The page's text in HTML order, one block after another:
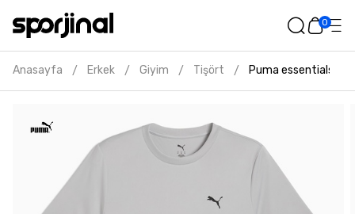
0
Anasayfa / Erkek / Giyim / Tişört / Puma essentials